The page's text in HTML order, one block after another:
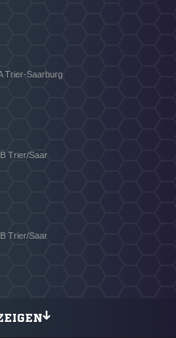
Trier-Saarburg
Trier/Saar
Trier/Saar